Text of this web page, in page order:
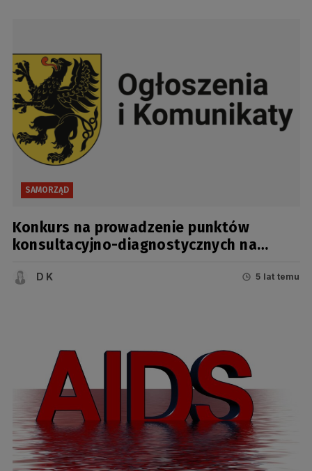
SAMORZĄD
Konkurs na prowadzenie punktów
konsultacyjno-diagnostycznych na
D K 5 lat temu